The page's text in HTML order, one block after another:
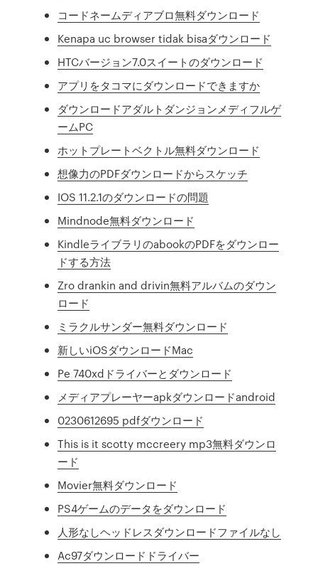
コードネームディアブロ無料ダウンロード
Kenapa uc browser tidak bisaダウンロード
HTCバージョン7.0スイートのダウンロード
アプリをタコマにダウンロードできますか
ダウンロードアダルトダンジョンメディフルゲ
ームPC
ホットプレートベクトル無料ダウンロード
想像力のPDFダウンロードからスケッチ
IOS 11.2.1のダウンロードの問題
Mindnode無料ダウンロード
KindleライブラリのabookのPDFをダウンロー
ドする方法
Zro drankin and drivin無料アルバムのダウン
ロード
ミラクルサンダー無料ダウンロード
新しいiOSダウンロードMac
Pe 740xdドライバーとダウンロード
メディアプレーヤーapkダウンロードandroid
0230612695 pdfダウンロード
This is it scotty mccreery mp3無料ダウンロ
ード
Movier無料ダウンロード
PS4ゲームのデータをダウンロード
人形なしヘッドレスダウンロードファイルなし
Ac97ダウンロードドライバー